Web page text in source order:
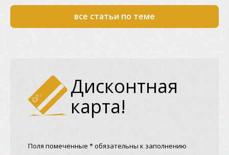
все статьи по теме
Дисконтная
карта!
Поля помеченные * обязательны к заполнению